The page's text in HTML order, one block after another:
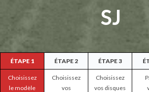
SJ
ÉTAPE 1 ÉTAPE 2 ÉTAPE 3
Choisissez
le modèle
Choisissez
vos
Choisissez
vos disques